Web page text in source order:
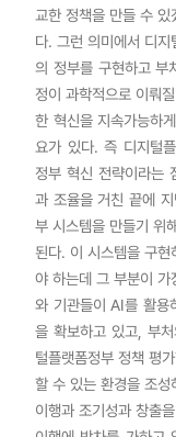
교한 정책을 만들 수 있
다. 그런 의미에서 디지
의 정부를 구현하고 부
정이 과학적으로 이뤄
한 혁신을 지속가능하
요가 있다. 즉 디지털
정부 혁신 전략이라는
과 조율을 거친 끝에
부 시스템을 만들기 위
된다. 이 시스템을 구현
야 하는데 그 부분이
와 기관들이 AI를 활용
을 확보하고 있고, 부
털플랫폼정부 정책 평
할 수 있는 환경을 조
이행과 조기성과 창출